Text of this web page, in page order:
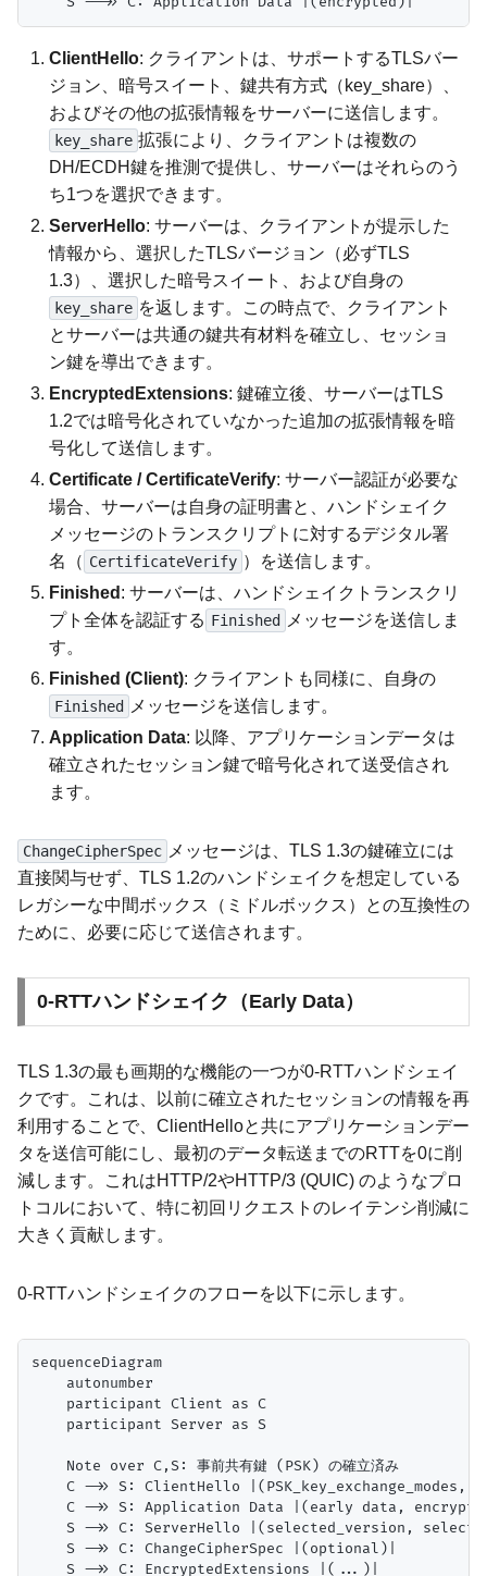
ClientHello: クライアントは、サポートするTLSバー
ジョン、暗号スイート、鍵共有方式（key_share）、
およびその他の拡張情報をサーバーに送信します。
key_share 拡張により、クライアントは複数の
DH/ECDH鍵を推測で提供し、サーバーはそれらのう
ち1つを選択できます。
ServerHello: サーバーは、クライアントが提示した
情報から、選択したTLSバージョン（必ずTLS
1.3）、選択した暗号スイート、および自身の
key_share を返します。この時点で、クライアント
とサーバーは共通の鍵共有材料を確立し、セッショ
ン鍵を導出できます。
EncryptedExtensions: 鍵確立後、サーバーはTLS
1.2では暗号化されていなかった追加の拡張情報を暗
号化して送信します。
Certificate / CertificateVerify: サーバー認証が必要な
場合、サーバーは自身の証明書と、ハンドシェイク
メッセージのトランスクリプトに対するデジタル署
名（ CertificateVerify ）を送信します。
Finished : サーバーは、ハンドシェイクトランスクリ
プト全体を認証する Finished
メッセージを送信しま
す。
Finished (Client): クライアントも同様に、自身の
Finished
メッセージを送信します。
Application Data: 以降、アプリケーションデータは
確立されたセッション鍵で暗号化されて送受信され
ます。
ChangeCipherSpec メッセージは、TLS 1.3の鍵確立には
直接関与せず、TLS 1.2のハンドシェイクを想定している
レガシーな中間ボックス（ミドルボックス）との互換性の
ために、必要に応じて送信されます。
0-RTTハンドシェイク（Early Data）
TLS 1.3の最も画期的な機能の一つが0-RTTハンドシェイ
クです。これは、以前に確立されたセッションの情報を再
利用することで、ClientHelloと共にアプリケーションデー
タを送信可能にし、最初のデータ転送までのRTTを0に削
減します。これはHTTP/2やHTTP/3 (QUIC) のようなプロ
トコルにおいて、特に初回リクエストのレイテンシ削減に
大きく貢献します。
0-RTTハンドシェイクのフローを以下に示します。
sequenceDiagram
    autonumber
    participant Client as C
    participant Server as S
    Note over C,S: 事前共有鍵 (PSK) の確立済み
C ->> S: ClientHello |(PSK_key_exchange_modes,
C ->> S: Application Data |(early data,
S ->> C: ServerHello |(selected_version,
    S ->> C: ChangeCipherSpec |(optional)|
    S ->> C: EncryptedExtensions |(...)|